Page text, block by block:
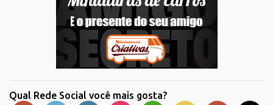
Qual Rede Social você mais gosta?